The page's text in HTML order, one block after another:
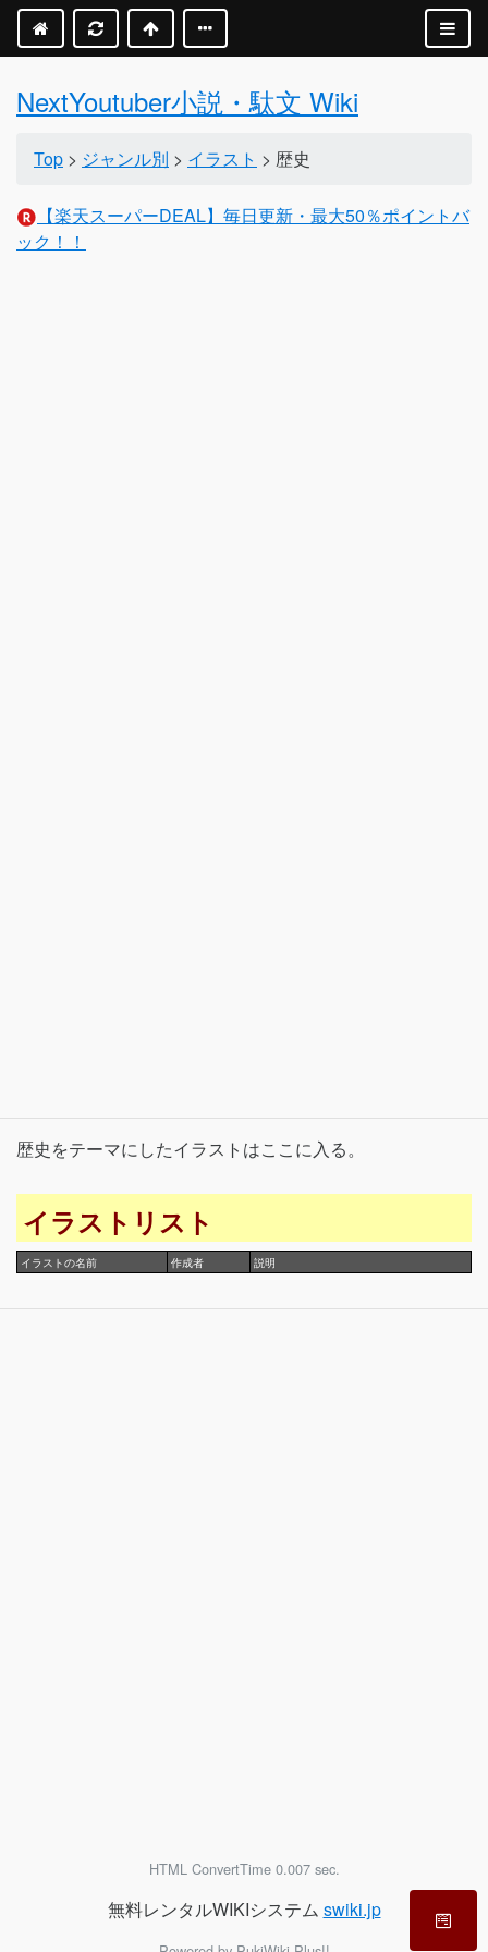
NextYoutuber小説・駄文 Wiki
Top > ジャンル別 > イラスト > 歴史
【楽天スーパーDEAL】毎日更新・最大50％ポイントバ
ック！！
歴史をテーマにしたイラストはここに入る。
イラストリスト
イラストの名前 作成者 説明
HTML ConvertTime 0.007 sec.
無料レンタルWIKIシステム swiki.jp